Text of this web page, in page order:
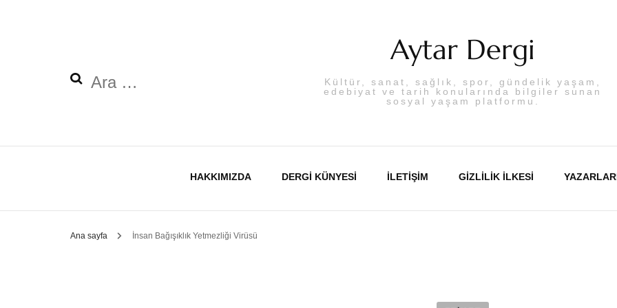
Arama:
Aytar Dergi
Kültür, sanat, sağlık, spor, gündelik yaşam,
edebiyat ve tarih konularında bilgiler sunan
sosyal yaşam platformu.
HAKKIMIZDA DERGI KÜNYESI İLETIŞIM GIZLILIK İLKESI
Ana sayfa İnsan Bağışıklık Yetmezliği Virüsü